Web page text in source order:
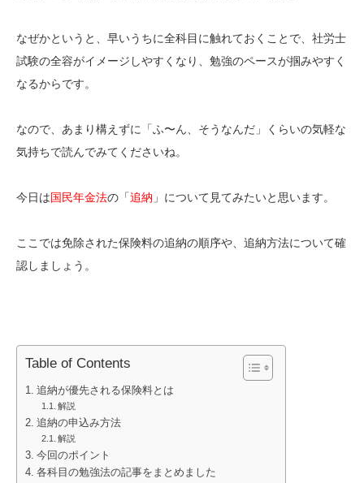
なぜかというと、早いうちに全科目に触れておくことで、社労士
試験の全容がイメージしやすくなり、勉強のペースが掴みやすく
なるからです。
なので、あまり構えずに「ふ〜ん、そうなんだ」くらいの気軽な
気持ちで読んでみてくださいね。
今日は国民年金法の「追納 」について見てみたいと思います。
ここでは免除された保険料の追納の順序や、追納方法について確
認しましょう。
Table of Contents
追納が優先される保険料とは
解説
追納の申込み方法
解説
今回のポイント
各科目の勉強法の記事をまとめました